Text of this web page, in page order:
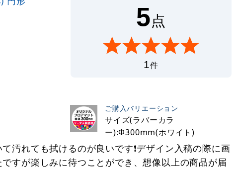
5点
1件
ご購入バリエーション
サイズ(ラバーカラ
ー):Φ300mm(ホワイト)
汚れても拭けるのが良いです❗️デザイン入稿の際に画
すが楽しみに待つことができ、想像以上の商品が届